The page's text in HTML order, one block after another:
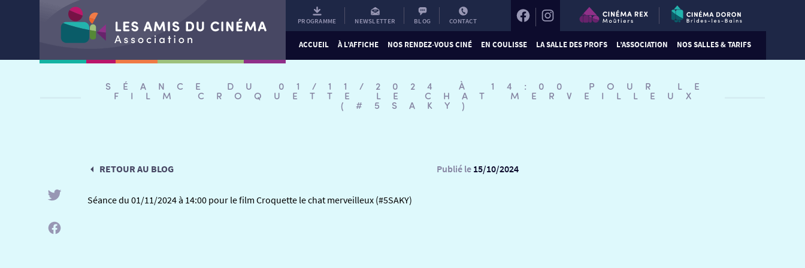
PROGRAMME NEWSLETTER BLOG CONTACT
ACCUEIL À L’AFFICHE NOS RENDEZ-VOUS CINÉ EN COULISSE LA SALLE DES PROFS L’ASSOCIATION NOS SALLES & TARIFS
SÉANCE DU 01/11/2024 À 14:00 POUR LE
FILM CROQUETTE LE CHAT MERVEILLEUX
(#5SAKY)
RETOUR AU BLOG Publié le 15/10/2024
Séance du 01/11/2024 à 14:00 pour le film Croquette le chat merveilleux (#5SAKY)